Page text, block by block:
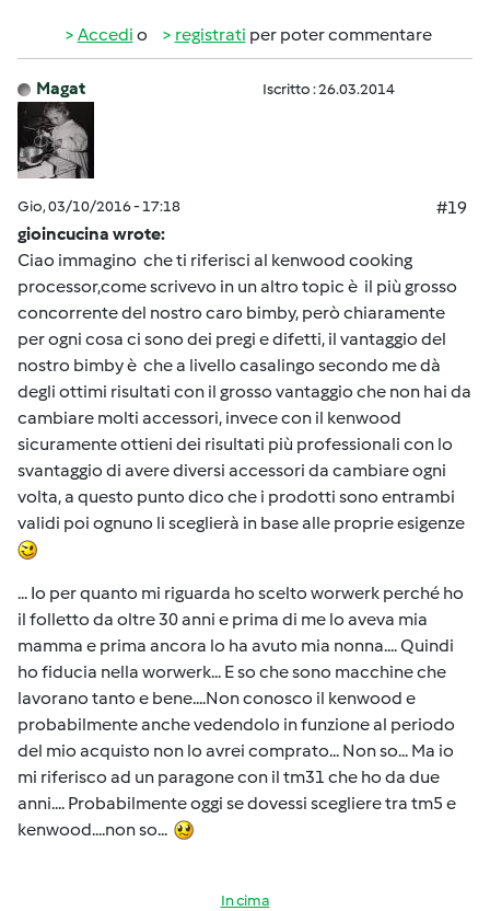
Accedi o registrati per poter commentare
Magat Iscritto : 26.03.2014
Gio, 03/10/2016 - 17:18
#19
gioincucina wrote:
Ciao immagino che ti riferisci al kenwood cooking
processor,come scrivevo in un altro topic è il più grosso
concorrente del nostro caro bimby, però chiaramente
per ogni cosa ci sono dei pregi e difetti, il vantaggio del
nostro bimby è che a livello casalingo secondo me dà
degli ottimi risultati con il grosso vantaggio che non hai da
cambiare molti accessori, invece con il kenwood
sicuramente ottieni dei risultati più professionali con lo
svantaggio di avere diversi accessori da cambiare ogni
volta, a questo punto dico che i prodotti sono entrambi
validi poi ognuno li sceglierà in base alle proprie esigenze
... Io per quanto mi riguarda ho scelto worwerk perché ho
il folletto da oltre 30 anni e prima di me lo aveva mia
mamma e prima ancora lo ha avuto mia nonna.... Quindi
ho fiducia nella worwerk... E so che sono macchine che
lavorano tanto e bene....Non conosco il kenwood e
probabilmente anche vedendolo in funzione al periodo
del mio acquisto non lo avrei comprato... Non so... Ma io
mi riferisco ad un paragone con il tm31 che ho da due
anni.... Probabilmente oggi se dovessi scegliere tra tm5 e
kenwood....non so...
In cima